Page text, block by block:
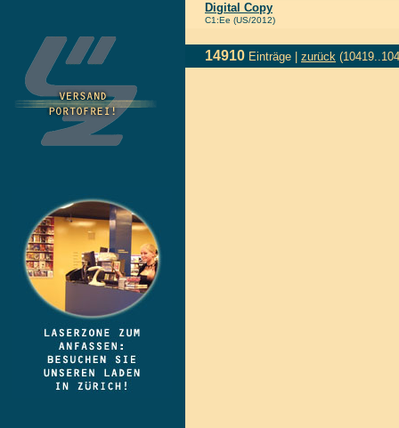
Digital Copy
C1:Ee (US/2012)
14910 Einträge | zurück